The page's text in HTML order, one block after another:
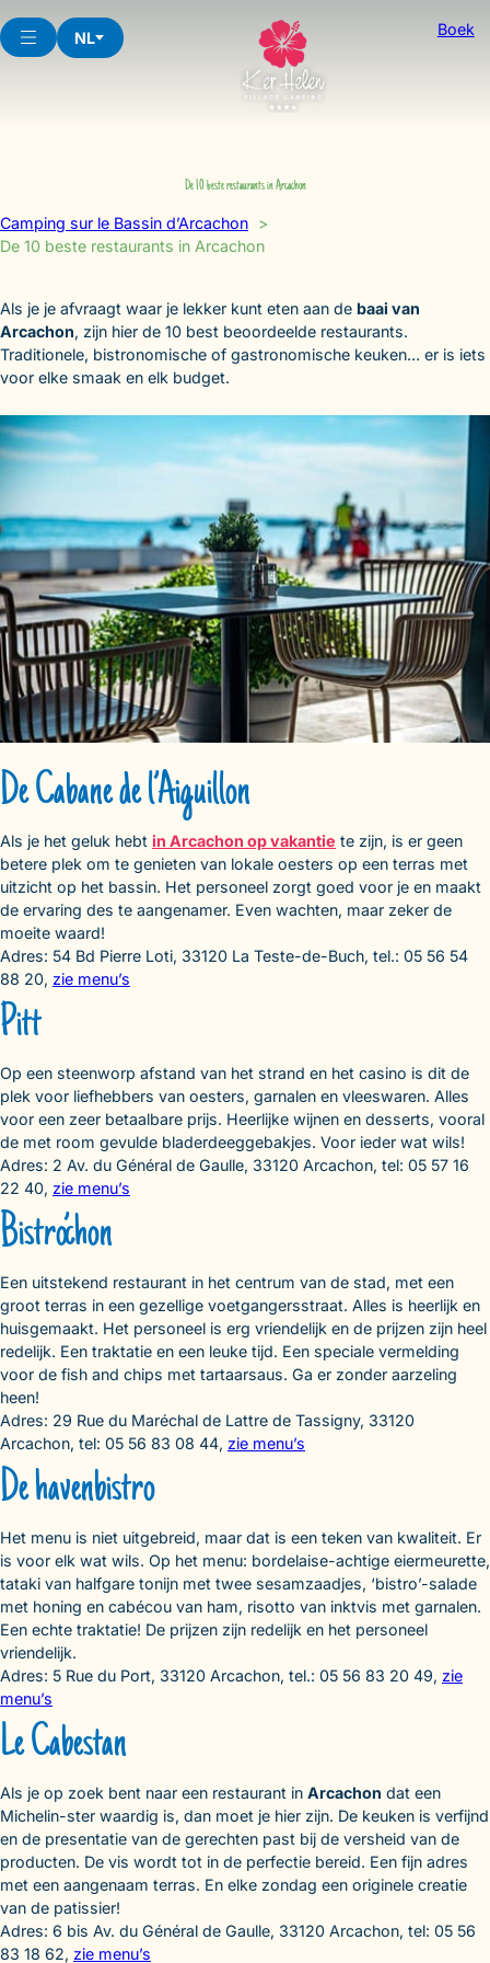
to
content
NL Boek
De 10 beste restaurants in Arcachon
Camping sur le Bassin d’Arcachon
De 10 beste restaurants in Arcachon
Als je je afvraagt waar je lekker kunt eten aan de baai van
Arcachon, zijn hier de 10 best beoordeelde restaurants.
Traditionele, bistronomische of gastronomische keuken… er is iets
voor elke smaak en elk budget.
De Cabane de l’Aiguillon
Als je het geluk hebt in Arcachon op vakantie te zijn, is er geen
betere plek om te genieten van lokale oesters op een terras met
uitzicht op het bassin. Het personeel zorgt goed voor je en maakt
de ervaring des te aangenamer. Even wachten, maar zeker de
moeite waard!
Adres: 54 Bd Pierre Loti, 33120 La Teste-de-Buch, tel.: 05 56 54
88 20, zie menu’s
Pitt
Op een steenworp afstand van het strand en het casino is dit de
plek voor liefhebbers van oesters, garnalen en vleeswaren. Alles
voor een zeer betaalbare prijs. Heerlijke wijnen en desserts, vooral
de met room gevulde bladerdeeggebakjes. Voor ieder wat wils!
Adres: 2 Av. du Général de Gaulle, 33120 Arcachon, tel: 05 57 16
22 40, zie menu’s
Bistro’chon
Een uitstekend restaurant in het centrum van de stad, met een
groot terras in een gezellige voetgangersstraat. Alles is heerlijk en
huisgemaakt. Het personeel is erg vriendelijk en de prijzen zijn heel
redelijk. Een traktatie en een leuke tijd. Een speciale vermelding
voor de fish and chips met tartaarsaus. Ga er zonder aarzeling
heen!
Adres: 29 Rue du Maréchal de Lattre de Tassigny, 33120
Arcachon, tel: 05 56 83 08 44, zie menu’s
De havenbistro
Het menu is niet uitgebreid, maar dat is een teken van kwaliteit. Er
is voor elk wat wils. Op het menu: bordelaise-achtige eiermeurette,
tataki van halfgare tonijn met twee sesamzaadjes, ‘bistro’-salade
met honing en cabécou van ham, risotto van inktvis met garnalen.
Een echte traktatie! De prijzen zijn redelijk en het personeel
vriendelijk.
Adres: 5 Rue du Port, 33120 Arcachon, tel.: 05 56 83 20 49, zie
menu’s
Le Cabestan
Als je op zoek bent naar een restaurant in Arcachon dat een
Michelin-ster waardig is, dan moet je hier zijn. De keuken is verfijnd
en de presentatie van de gerechten past bij de versheid van de
producten. De vis wordt tot in de perfectie bereid. Een fijn adres
met een aangenaam terras. En elke zondag een originele creatie
van de patissier!
Adres: 6 bis Av. du Général de Gaulle, 33120 Arcachon, tel: 05 56
83 18 62, zie menu’s